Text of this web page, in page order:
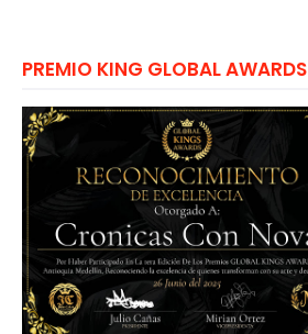
PREMIO KING GLOBAL AWARDS